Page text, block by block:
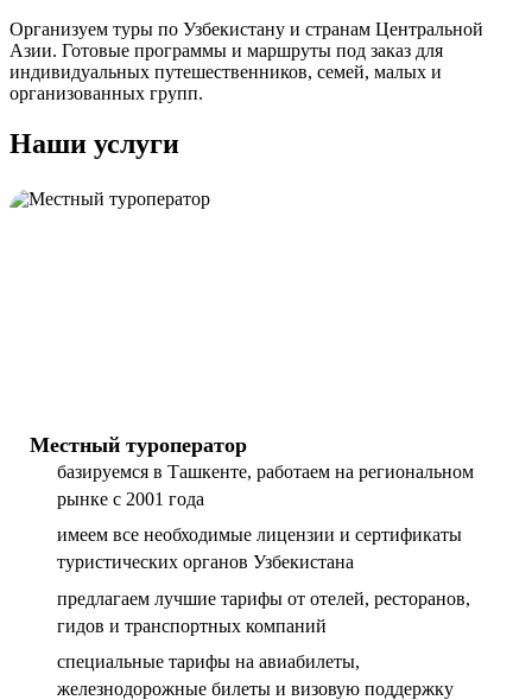
Организуем туры по Узбекистану и странам Центральной
Азии. Готовые программы и маршруты под заказ для
индивидуальных путешественников, семей, малых и
организованных групп.
Наши услуги
Местный туроператор
базируемся в Ташкенте, работаем на региональном
рынке с 2001 года
имеем все необходимые лицензии и сертификаты
туристических органов Узбекистана
предлагаем лучшие тарифы от отелей, ресторанов,
гидов и транспортных компаний
специальные тарифы на авиабилеты,
железнодорожные билеты и визовую поддержку